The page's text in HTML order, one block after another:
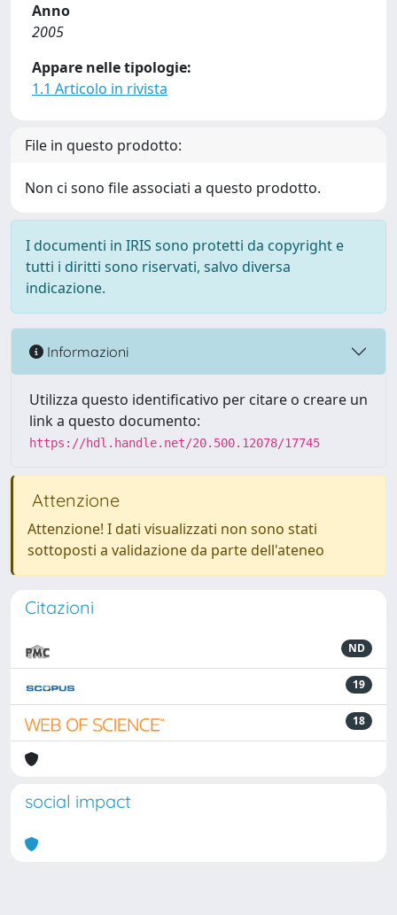
Anno
2005
Appare nelle tipologie:
1.1 Articolo in rivista
File in questo prodotto:
Non ci sono file associati a questo prodotto.
I documenti in IRIS sono protetti da copyright e
tutti i diritti sono riservati, salvo diversa
indicazione.
Informazioni
Utilizza questo identificativo per citare o creare un
link a questo documento:
https://hdl.handle.net/20.500.12078/17745
Attenzione
Attenzione! I dati visualizzati non sono stati
sottoposti a validazione da parte dell'ateneo
Citazioni
ND
19
18
social impact